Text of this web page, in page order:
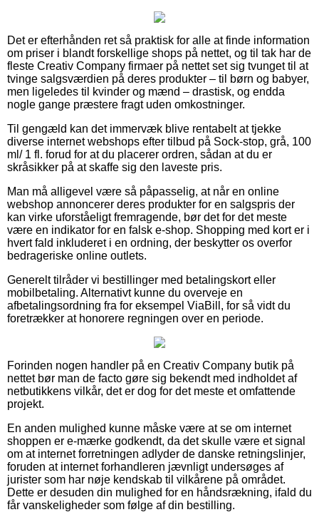
Det er efterhånden ret så praktisk for alle at finde information
om priser i blandt forskellige shops på nettet, og til tak har de
fleste Creativ Company firmaer på nettet set sig tvunget til at
tvinge salgsværdien på deres produkter – til børn og babyer,
men ligeledes til kvinder og mænd – drastisk, og endda
nogle gange præstere fragt uden omkostninger.
Til gengæld kan det immervæk blive rentabelt at tjekke
diverse internet webshops efter tilbud på Sock-stop, grå, 100
ml/ 1 fl. forud for at du placerer ordren, sådan at du er
skråsikker på at skaffe sig den laveste pris.
Man må alligevel være så påpasselig, at når en online
webshop annoncerer deres produkter for en salgspris der
kan virke uforståeligt fremragende, bør det for det meste
være en indikator for en falsk e-shop. Shopping med kort er i
hvert fald inkluderet i en ordning, der beskytter os overfor
bedrageriske online outlets.
Generelt tilråder vi bestillinger med betalingskort eller
mobilbetaling. Alternativt kunne du overveje en
afbetalingsordning fra for eksempel ViaBill, for så vidt du
foretrækker at honorere regningen over en periode.
Forinden nogen handler på en Creativ Company butik på
nettet bør man de facto gøre sig bekendt med indholdet af
netbutikkens vilkår, det er dog for det meste et omfattende
projekt.
En anden mulighed kunne måske være at se om internet
shoppen er e-mærke godkendt, da det skulle være et signal
om at internet forretningen adlyder de danske retningslinjer,
foruden at internet forhandleren jævnligt undersøges af
jurister som har nøje kendskab til vilkårene på området.
Dette er desuden din mulighed for en håndsrækning, ifald du
får vanskeligheder som følge af din bestilling.